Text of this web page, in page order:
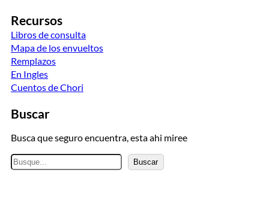
Recursos
Libros de consulta
Mapa de los envueltos
Remplazos
En Ingles
Cuentos de Chori
Buscar
Busca que seguro encuentra, esta ahi miree
B
u
Buscar